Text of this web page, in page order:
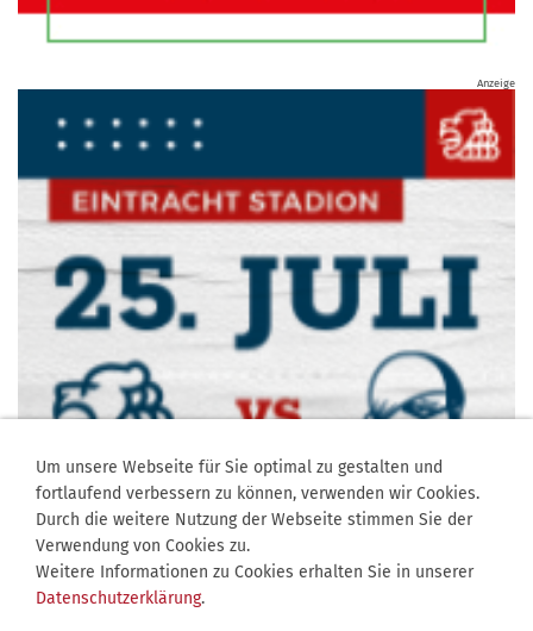
Anzeige
Um unsere Webseite für Sie optimal zu gestalten und
fortlaufend verbessern zu können, verwenden wir Cookies.
Durch die weitere Nutzung der Webseite stimmen Sie der
Verwendung von Cookies zu.
Weitere Informationen zu Cookies erhalten Sie in unserer
Datenschutzerklärung.